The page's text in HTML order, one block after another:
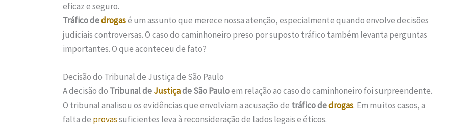
eficaz e seguro.
Tráfico dedrogasé um assunto que merece nossa atenção, especialmente quando envolve decisões
judiciais controversas. O caso do caminhoneiro preso por suposto tráfico também levanta perguntas
importantes. O que aconteceu de fato?
Decisão do Tribunal de Justiça de São Paulo
A decisão do Tribunal deJustiçade São Pauloem relação ao caso do caminhoneiro foi surpreendente.
O tribunal analisou os evidências que envolviam a acusação de tráfico dedrogas. Em muitos casos, a
falta de provassuficientes leva à reconsideração de lados legais e éticos.